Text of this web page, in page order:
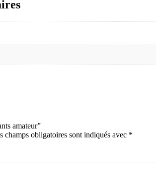
amateur”
champs obligatoires sont indiqués avec *